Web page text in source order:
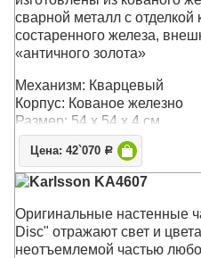
сварной металл с отделкой
состаренного железа,
«античного золота»
Механизм: Кварцевый
Корпус: Кованое железно
Размер: 54 x 54 х 4 см
Цена: 42`070 Р
Karlsson KA4607
Оригинальные настенные
Disc" отражают свет и
неотъемлемой частью